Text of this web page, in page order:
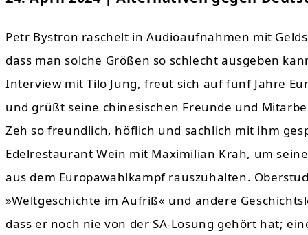
Petr Bystron raschelt in Audioaufnahmen mit
dass man solche Größen so schlecht ausgeben
Interview mit Tilo Jung, freut sich auf fünf Jahre
und grüßt seine chinesischen Freunde und
Zeh so freundlich, höflich und sachlich mit ihm
Edelrestaurant Wein mit Maximilian Krah, um
aus dem Europawahlkampf rauszuhalten.
»Weltgeschichte im Aufriß« und andere
dass er noch nie von der SA-Losung gehört hat;